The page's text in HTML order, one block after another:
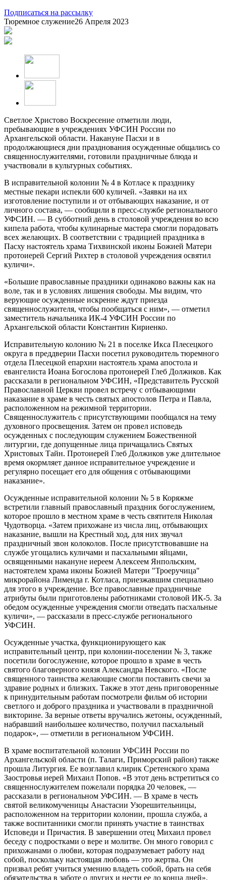
Подписаться на рассылку
Тюремное служение26 Апреля 2023
Светлое Христово Воскресение отметили люди,
пребывающие в учреждениях УФСИН России по
Архангельской области. Накануне Пасхи и в
продолжающиеся дни празднования осужденные общались со
священнослужителями, готовили праздничные блюда и
участвовали в культурных событиях.
В исправительной колонии № 4 в Котласе к празднику
местные пекари испекли 600 куличей. «Заявки на их
изготовление поступили и от отбывающих наказание, и от
личного состава, — сообщили в пресс-службе регионального
УФСИН. — В субботний день в столовой учреждения во всю
кипела работа, чтобы кулинарные мастера смогли порадовать
всех желающих. В соответствии с традицией праздника в
Пасху настоятель храма Тихвинской иконы Божией Матери
протоиерей Сергий Рихтер в столовой учреждения освятил
куличи».
«Большие православные праздники одинаково важны как на
воле, так и в условиях лишения свободы. Мы видим, что
верующие осужденные искренне ждут приезда
священнослужителя, чтобы пообщаться с ним», — отметил
заместитель начальника ИК-4 УФСИН России по
Архангельской области Константин Кириенко.
Исправительную колонию № 21 в поселке Икса Плесецкого
округа в преддверии Пасхи посетил руководитель тюремного
отдела Плесецкой епархии настоятель храма апостола и
евангелиста Иоана Богослова протоиерей Глеб Должиков. Как
рассказали в региональном УФСИН, «Представитель Русской
Православной Церкви провел встречу с отбывающими
наказание в храме в честь святых апостолов Петра и Павла,
расположенном на режимной территории.
Священнослужитель с присутствующими пообщался на тему
духовного просвещения. Затем он провел исповедь
осужденных с последующим служением Божественной
литургии, где допущенные лица причащались Святых
Христовых Тайн. Протоиерей Глеб Должиков уже длительное
время окормляет данное исправительное учреждение и
регулярно посещает его для общения с отбывающими
наказание».
Осужденные исправительной колонии № 5 в Коряжме
встретили главный православный праздник богослужением,
которое прошло в местном храме в честь святителя Николая
Чудотворца. «Затем прихожане из числа лиц, отбывающих
наказание, вышли на Крестный ход, для них звучал
праздничный звон колоколов. После присутствовавшие на
службе угощались куличами и пасхальными яйцами,
освященными накануне иереем Алексеем Янпольским,
настоятелем храма иконы Божией Матери "Троеручица"
микрорайона Лименда г. Котласа, приезжавшим специально
для этого в учреждение. Все православные праздничные
атрибуты были приготовлены работниками столовой ИК-5. За
обедом осужденные учреждения смогли отведать пасхальные
куличи», — рассказали в пресс-службе регионального
УФСИН.
Осужденные участка, функционирующего как
исправительный центр, при колонии-поселении № 3, также
посетили богослужение, которое прошло в храме в честь
святого благоверного князя Александра Невского. «После
священного таинства желающие смогли поставить свечи за
здравие родных и близких. Также в этот день приговоренные
к принудительным работам посмотрели фильм об истории
светлого и доброго праздника и участвовали в праздничной
викторине. За верные ответы вручались жетоны, осужденный,
набравший наибольшее количество, получил пасхальный
подарок», — отметили в региональном УФСИН.
В храме воспитательной колонии УФСИН России по
Архангельской области (п. Талаги, Приморский район) также
прошла Литургия. Ее возглавил клирик Сретенского храма
Заостровья иерей Михаил Попов. «В этот день встретиться со
священнослужителем пожелали порядка 20 человек, —
рассказали в региональном УФСИН. — В храме в честь
святой великомученицы Анастасии Узорешительницы,
расположенном на территории колонии, прошла служба, а
также воспитанники смогли принять участие в таинствах
Исповеди и Причастия. В завершении отец Михаил провел
беседу с подростками о вере и молитве. Он много говорил с
прихожанами о любви, которая подразумевает работу над
собой, поскольку настоящая любовь — это жертва. Он
призвал ребят учиться умению владеть собой, брать на себя
обязательства в заботе о других и нести ее до конца дней».